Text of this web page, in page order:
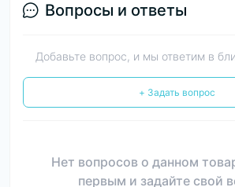
Вопросы и ответы
Добавьте вопрос, и мы ответим в
+ Задать вопрос
Нет вопросов о данном
первым и задайте свой